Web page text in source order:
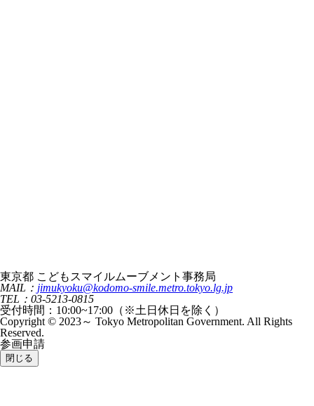
東京都 こどもスマイルムーブメント事務局
MAIL： jimukyoku@kodomo-smile.metro.tokyo.lg.jp
TEL：03-5213-0815
受付時間：10:00~17:00（※土日休日を除く）
Copyright © 2023～ Tokyo Metropolitan Government. All Rights
Reserved.
参画申請
閉じる